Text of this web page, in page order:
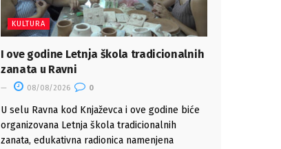
KULTURA
I ove godine Letnja škola tradicionalnih
zanata u Ravni
08/08/2026 0
U selu Ravna kod Knjaževca i ove godine biće
organizovana Letnja škola tradicionalnih
zanata, edukativna radionica namenjena